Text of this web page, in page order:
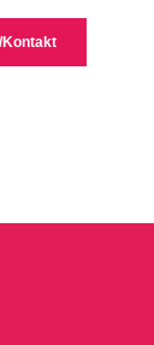
Kontakt